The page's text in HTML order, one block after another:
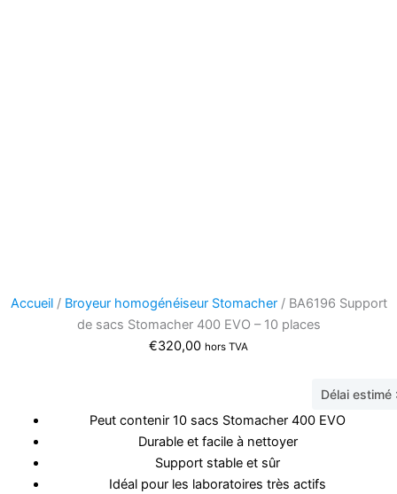
Accueil/ Broyeur homogénéiseur Stomacher/ BA6196 Support
de sacs Stomacher 400 EVO – 10 places
€320,00 hors TVA
Délai
Peut contenir 10 sacs Stomacher 400 EVO
Durable et facile à nettoyer
Support stable et sûr
Idéal pour les laboratoires très actifs